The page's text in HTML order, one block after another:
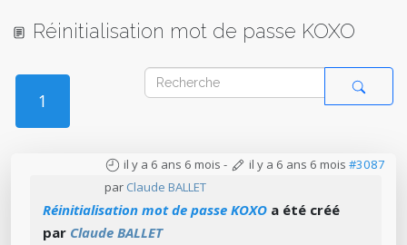
Réinitialisation mot de passe KOXO
1
il y a 6 ans 6 mois - il y a 6 ans 6 mois #3087
par Claude BALLET
Réinitialisation mot de passe KOXO a été créé
par Claude BALLET